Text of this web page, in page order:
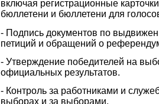
включая регистрационные
бюллетени и бюллетени для
- Подпись документов по
петиций и обращений о
- Утверждение победителей на
официальных результатов.
- Контроль за работниками и
выборах и за выборами.